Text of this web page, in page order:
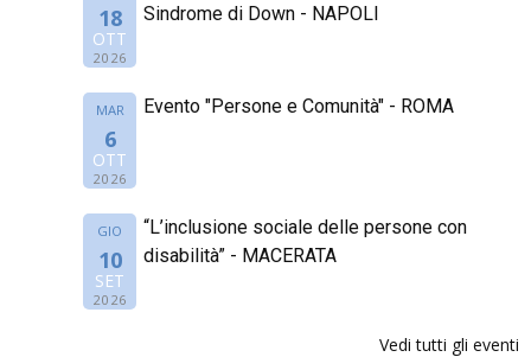
18
OTT
2026
Sindrome di Down - NAPOLI
MAR
6
OTT
2026
Evento "Persone e Comunità" - ROMA
GIO
10
SET
2026
“L’inclusione sociale delle persone con
disabilità” - MACERATA
Vedi tutti gli eventi